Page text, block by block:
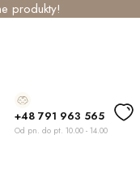
produkty!
+48 791 963 565
Od pn. do pt. 10.00 - 14.00